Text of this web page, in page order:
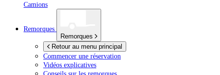
Camions
Remorques
Remorques
Retour au menu principal
Commencer une réservation
Vidéos explicatives